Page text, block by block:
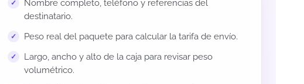
Nombre completo, teléfono y referencias del
destinatario.
Peso real del paquete para calcular la tarifa de envío.
Largo, ancho y alto de la caja para revisar peso
volumétrico.